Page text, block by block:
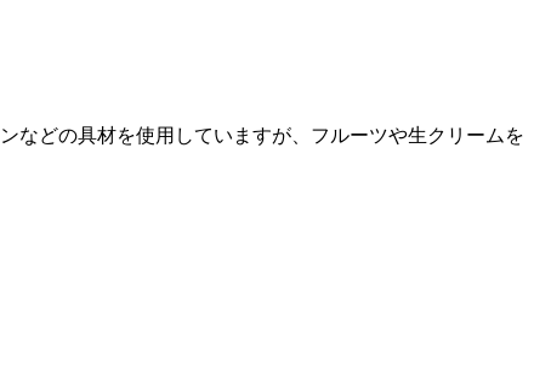
などの具材を使用していますが、フルーツや生クリームを